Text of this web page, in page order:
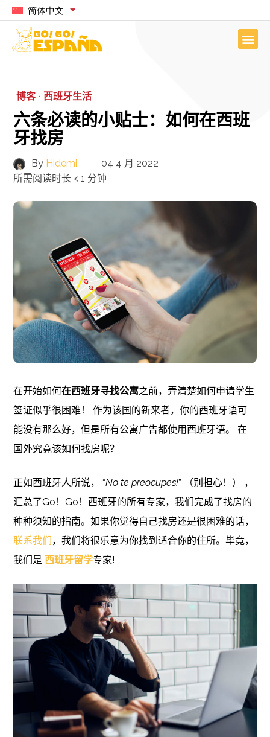
简体中文
博客 · 西班牙生活
六条必读的小贴士：如何在西班
牙找房
By Hidemi
04 4 月 2022
所需阅读时长 < 1 分钟
在开始如何在西班牙寻找公寓之前，弄清楚如何申请学生
签证似乎很困难！ 作为该国的新来者，你的西班牙语可
能没有那么好，但是所有公寓广告都使用西班牙语。 在
国外究竟该如何找房呢？
正如西班牙人所说， “No te preocupes!” （别担心！） ，
汇总了Go！Go！西班牙的所有专家，我们完成了找房的
种种须知的指南。如果你觉得自己找房还是很困难的话，
联系我们 ，我们将很乐意为你找到适合你的住所。毕竟，
我们是 西班牙留学专家!